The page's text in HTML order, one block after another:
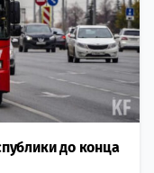
до конца